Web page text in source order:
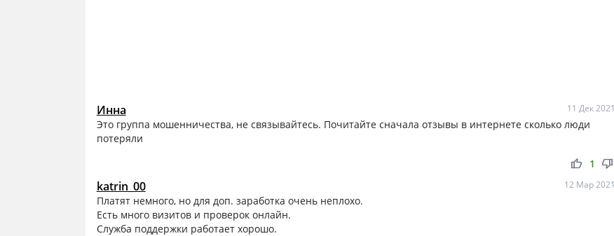
Инна 11 Дек 2021
Это группа мошенничества, не связывайтесь. Почитайте сначала отзывы в интернете сколько люди
потеряли
thumb_up thumb_down
1
katrin_00 12 Мар 2021
Платят немного, но для доп. заработка очень неплохо.
Есть много визитов и проверок онлайн.
Служба поддержки работает хорошо.